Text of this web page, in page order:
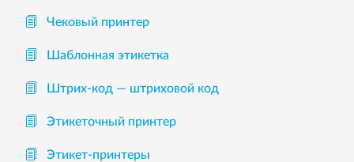
Чековый принтер
Шаблонная этикетка
Штрих-код — штриховой код
Этикеточный принтер
Этикет-принтеры